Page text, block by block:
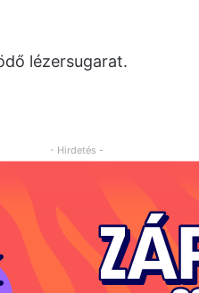
lézersugarat.
- Hirdetés -